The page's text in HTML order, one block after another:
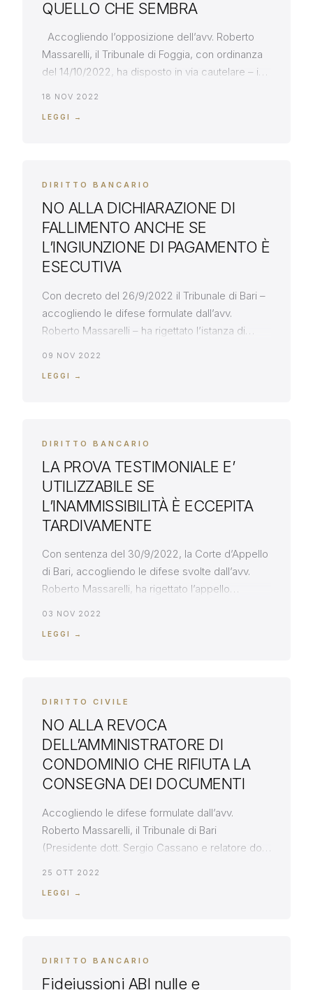
QUELLO CHE SEMBRA
Accogliendo l’opposizione dell’avv. Roberto
Massarelli, il Tribunale di Foggia, con ordinanza
del 14/10/2022, ha disposto in via cautelare – in
18 NOV 2022
LEGGI →
DIRITTO BANCARIO
NO ALLA DICHIARAZIONE DI
FALLIMENTO ANCHE SE
L’INGIUNZIONE DI PAGAMENTO È
ESECUTIVA
Con decreto del 26/9/2022 il Tribunale di Bari –
accogliendo le difese formulate dall’avv.
Roberto Massarelli – ha rigettato l’istanza di
corso del giudizio di opposizione. Il Tribunale,
09 NOV 2022
LEGGI →
DIRITTO BANCARIO
LA PROVA TESTIMONIALE E’
UTILIZZABILE SE
L’INAMMISSIBILITÀ È ECCEPITA
TARDIVAMENTE
Con sentenza del 30/9/2022, la Corte d’Appello
di Bari, accogliendo le difese svolte dall’avv.
Roberto Massarelli, ha rigettato l’appello
03 NOV 2022
LEGGI →
DIRITTO CIVILE
NO ALLA REVOCA
DELL’AMMINISTRATORE DI
CONDOMINIO CHE RIFIUTA LA
CONSEGNA DEI DOCUMENTI
Accogliendo le difese formulate dall’avv.
Roberto Massarelli, il Tribunale di Bari
(Presidente dott. Sergio Cassano e relatore dott.
dell’amministratore di condominio, ricorso
25 OTT 2022
LEGGI →
DIRITTO BANCARIO
Fideiussioni ABI nulle e